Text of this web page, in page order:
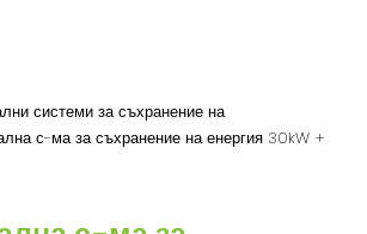
системи за съхранение на
с-ма за съхранение на енергия 30kW +